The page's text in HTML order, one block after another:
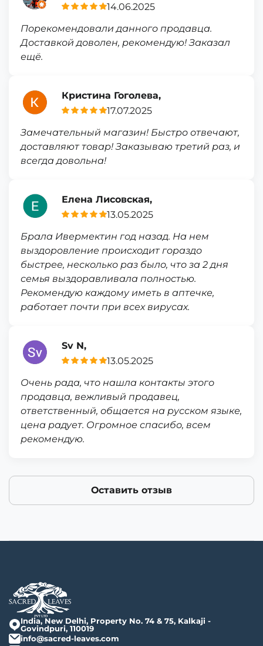
14.06.2025
Порекомендовали данного продавца.
Доставкой доволен, рекомендую! Заказал
ещё.
Кристина Гоголева,
17.07.2025
Замечательный магазин! Быстро отвечают,
доставляют товар! Заказываю третий раз, и
всегда довольна!
Елена Лисовская,
13.05.2025
Брала Ивермектин год назад. На нем
выздоровление происходит гораздо
быстрее, несколько раз было, что за 2 дня
семья выздоравливала полностью.
Рекомендую каждому иметь в аптечке,
работает почти при всех вирусах.
Sv N,
13.05.2025
Очень рада, что нашла контакты этого
продавца, вежливый продавец,
ответственный, общается на русском языке,
цена радует. Огромное спасибо, всем
рекомендую.
Оставить отзыв
India, New Delhi, Property No. 74 & 75, Kalkaji -
Govindpuri, 110019
info@sacred-leaves.com